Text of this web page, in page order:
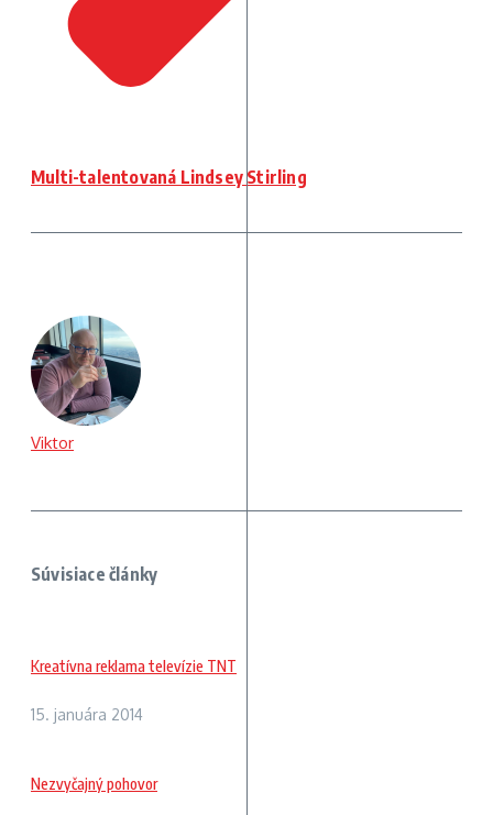
Multi-talentovaná Lindsey Stirling
Viktor
Súvisiace články
Kreatívna reklama televízie TNT
15. januára 2014
Nezvyčajný pohovor